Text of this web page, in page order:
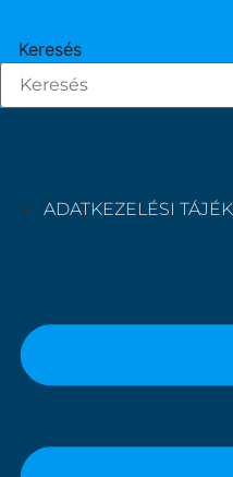
Keresés
ADATKEZELÉSI